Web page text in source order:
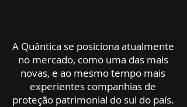
A Quântica se posiciona atualmente
no mercado, como uma das mais
novas, e ao mesmo tempo mais
experientes companhias de
proteção patrimonial do sul do país.